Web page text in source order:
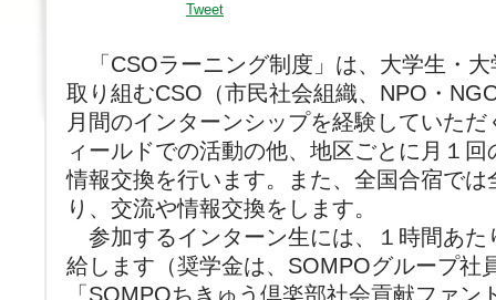
Tweet
「CSOラーニング制度」は、大学生・
取り組むCSO（市民社会組織、NPO・
月間のインターンシップを経験していた
ィールドでの活動の他、地区ごとに月１
情報交換を行います。また、全国合宿で
り、交流や情報交換をします。
参加するインターン生には、１時間あた
給します（奨学金は、SOMPOグループ社
「SOMPOちきゅう倶楽部社会貢献ファ